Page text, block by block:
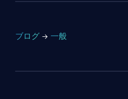
ブログ 一般